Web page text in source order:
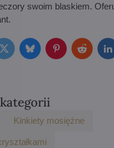
swoim blaskiem.
TwitterBlueskyPinterestReddit
Kinkiety mosiężne